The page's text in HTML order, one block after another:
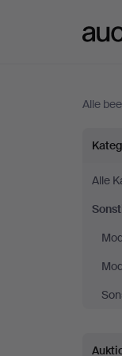
Alle
bei
Alle